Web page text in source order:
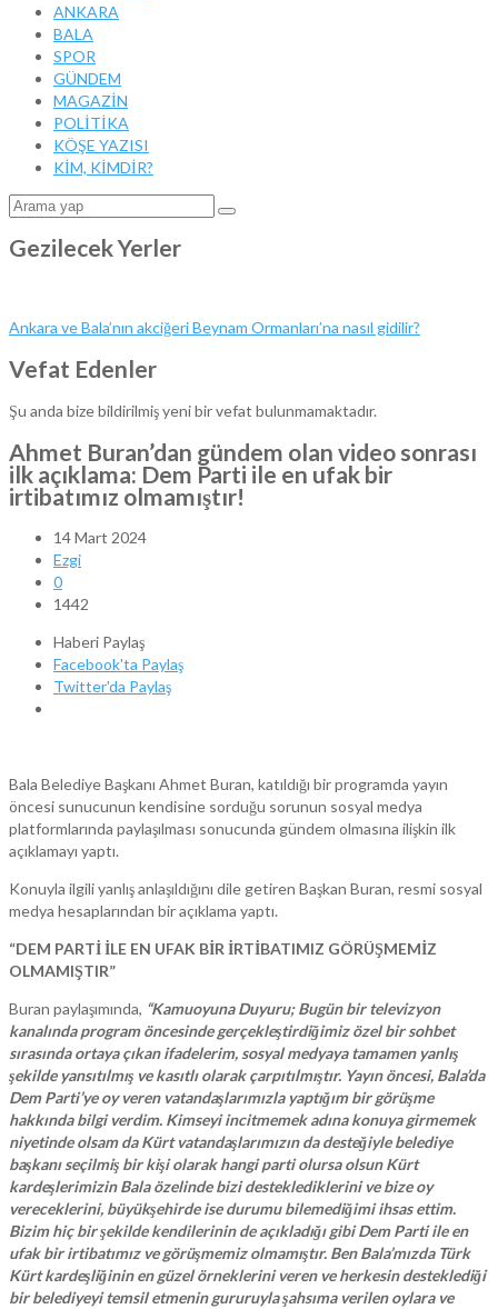
ANKARA
BALA
SPOR
GÜNDEM
MAGAZİN
POLİTİKA
KÖŞE YAZISI
KİM, KİMDİR?
Gezilecek Yerler
Ankara ve Bala’nın akciğeri Beynam Ormanları’na nasıl gidilir?
Vefat Edenler
Şu anda bize bildirilmiş yeni bir vefat bulunmamaktadır.
Ahmet Buran’dan gündem olan video sonrası
ilk açıklama: Dem Parti ile en ufak bir
irtibatımız olmamıştır!
14 Mart 2024
Ezgi
0
1442
Haberi Paylaş
Facebook'ta Paylaş
Twitter'da Paylaş
Bala Belediye Başkanı Ahmet Buran, katıldığı bir programda yayın
öncesi sunucunun kendisine sorduğu sorunun sosyal medya
platformlarında paylaşılması sonucunda gündem olmasına ilişkin ilk
açıklamayı yaptı.
Konuyla ilgili yanlış anlaşıldığını dile getiren Başkan Buran, resmi sosyal
medya hesaplarından bir açıklama yaptı.
“DEM PARTİ İLE EN UFAK BİR İRTİBATIMIZ GÖRÜŞMEMİZ
OLMAMIŞTIR”
Buran paylaşımında, “Kamuoyuna Duyuru; Bugün bir televizyon
kanalında program öncesinde gerçekleştirdiğimiz özel bir sohbet
sırasında ortaya çıkan ifadelerim, sosyal medyaya tamamen yanlış
şekilde yansıtılmış ve kasıtlı olarak çarpıtılmıştır. Yayın öncesi, Bala’da
Dem Parti’ye oy veren vatandaşlarımızla yaptığım bir görüşme
hakkında bilgi verdim. Kimseyi incitmemek adına konuya girmemek
niyetinde olsam da Kürt vatandaşlarımızın da desteğiyle belediye
başkanı seçilmiş bir kişi olarak hangi parti olursa olsun Kürt
kardeşlerimizin Bala özelinde bizi desteklediklerini ve bize oy
vereceklerini, büyükşehirde ise durumu bilemediğimi ihsas ettim.
Bizim hiç bir şekilde kendilerinin de açıkladığı gibi Dem Parti ile en
ufak bir irtibatımız ve görüşmemiz olmamıştır. Ben Bala’mızda Türk
Kürt kardeşliğinin en güzel örneklerini veren ve herkesin desteklediği
bir belediyeyi temsil etmenin gururuyla şahsıma verilen oylara ve